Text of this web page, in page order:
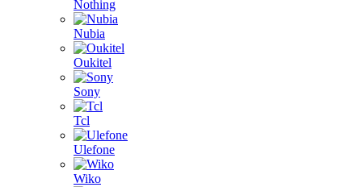
Nothing
Nubia
Oukitel
Sony
Tcl
Ulefone
Wiko